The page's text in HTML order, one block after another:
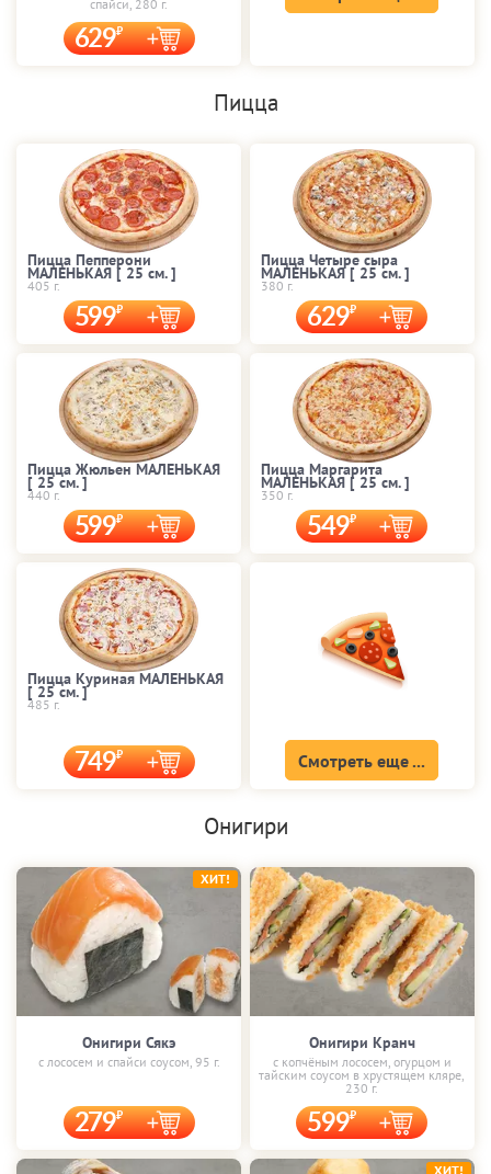
спайси, 280 г.
629
Пицца
Пицца Пепперони
МАЛЕНЬКАЯ [ 25 cм. ]
405 г.
599
Пицца Четыре сыра
МАЛЕНЬКАЯ [ 25 cм. ]
380 г.
629
Пицца Жюльен МАЛЕНЬКАЯ
[ 25 cм. ]
440 г.
599
Пицца Маргарита
МАЛЕНЬКАЯ [ 25 cм. ]
350 г.
549
Пицца Куриная МАЛЕНЬКАЯ
[ 25 cм. ]
485 г.
749 Смотреть еще ...
Онигири
Онигири Сякэ
с лососем и спайси соусом, 95 г.
279
ХИТ!
Онигири Кранч
с копчёным лососем, огурцом и
тайским соусом в хрустящем кляре,
230 г.
599
ХИТ!